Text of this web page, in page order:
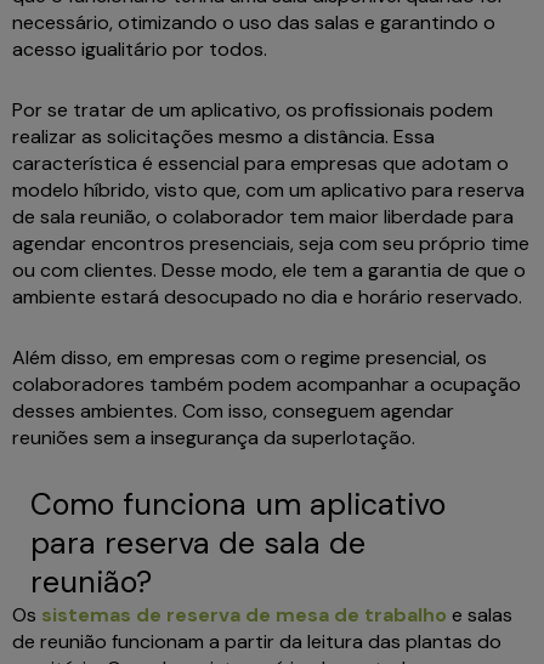
necessário, otimizando o uso das salas e garantindo o
acesso igualitário por todos.
Por se tratar de um aplicativo, os profissionais podem
realizar as solicitações mesmo a distância. Essa
característica é essencial para empresas que adotam o
modelo híbrido, visto que, com um aplicativo para reserva
de sala reunião, o colaborador tem maior liberdade para
agendar encontros presenciais, seja com seu próprio time
ou com clientes. Desse modo, ele tem a garantia de que o
ambiente estará desocupado no dia e horário reservado.
Além disso, em empresas com o regime presencial, os
colaboradores também podem acompanhar a ocupação
desses ambientes. Com isso, conseguem agendar
reuniões sem a insegurança da superlotação.
Como funciona um aplicativo
para reserva de sala de
reunião?
Os sistemas de reserva de mesa de trabalho e salas
de reunião funcionam a partir da leitura das plantas do